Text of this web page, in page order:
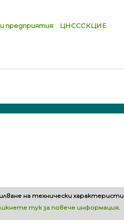
предприятия ЦНСССКЦИЕ
на технически
тук за повече информация.